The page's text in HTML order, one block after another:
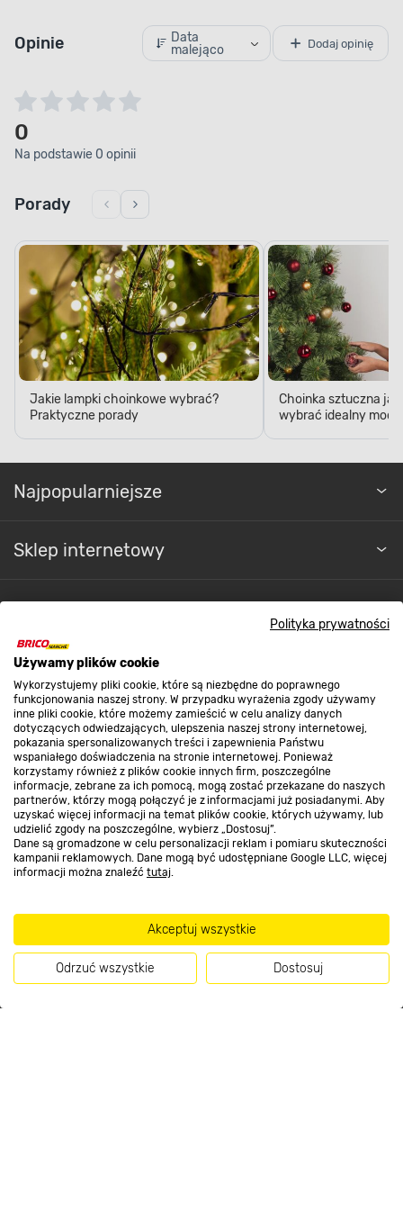
Polityka prywatności
Używamy plików cookie
Wykorzystujemy pliki cookie, które są niezbędne do poprawnego
funkcjonowania naszej strony. W przypadku wyrażenia zgody używamy
inne pliki cookie, które możemy zamieścić w celu analizy danych
dotyczących odwiedzających, ulepszenia naszej strony internetowej,
pokazania spersonalizowanych treści i zapewnienia Państwu
wspaniałego doświadczenia na stronie internetowej. Ponieważ
korzystamy również z plików cookie innych firm, poszczególne
informacje, zebrane za ich pomocą, mogą zostać przekazane do naszych
partnerów, którzy mogą połączyć je z informacjami już posiadanymi. Aby
uzyskać więcej informacji na temat plików cookie, których używamy, lub
udzielić zgody na poszczególne, wybierz „Dostosuj”.
Dane są gromadzone w celu personalizacji reklam i pomiaru skuteczności
kampanii reklamowych. Dane mogą być udostępniane Google LLC, więcej
informacji można znaleźć tutaj.
Akceptuj wszystkie
Odrzuć wszystkie Dostosuj
malejąco
Dodaj opinię
0
Na podstawie 0 opinii
Jakie lampki choinkowe wybrać?
Praktyczne porady
Choinka sztuczna
wybrać idealny
Promocje
Nasze sklepy
O nas
Kontakt do sklepu
Strefa biznesu
Dołącz do nas